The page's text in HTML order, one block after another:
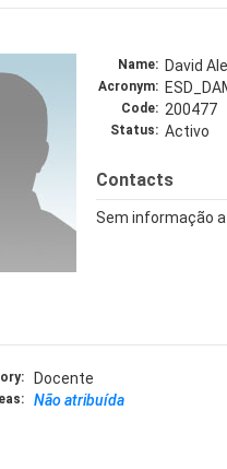
Name: David
Acronym:
Code: 200477
Status: Activo
Contacts
Sem informação
Docente
Não atribuída